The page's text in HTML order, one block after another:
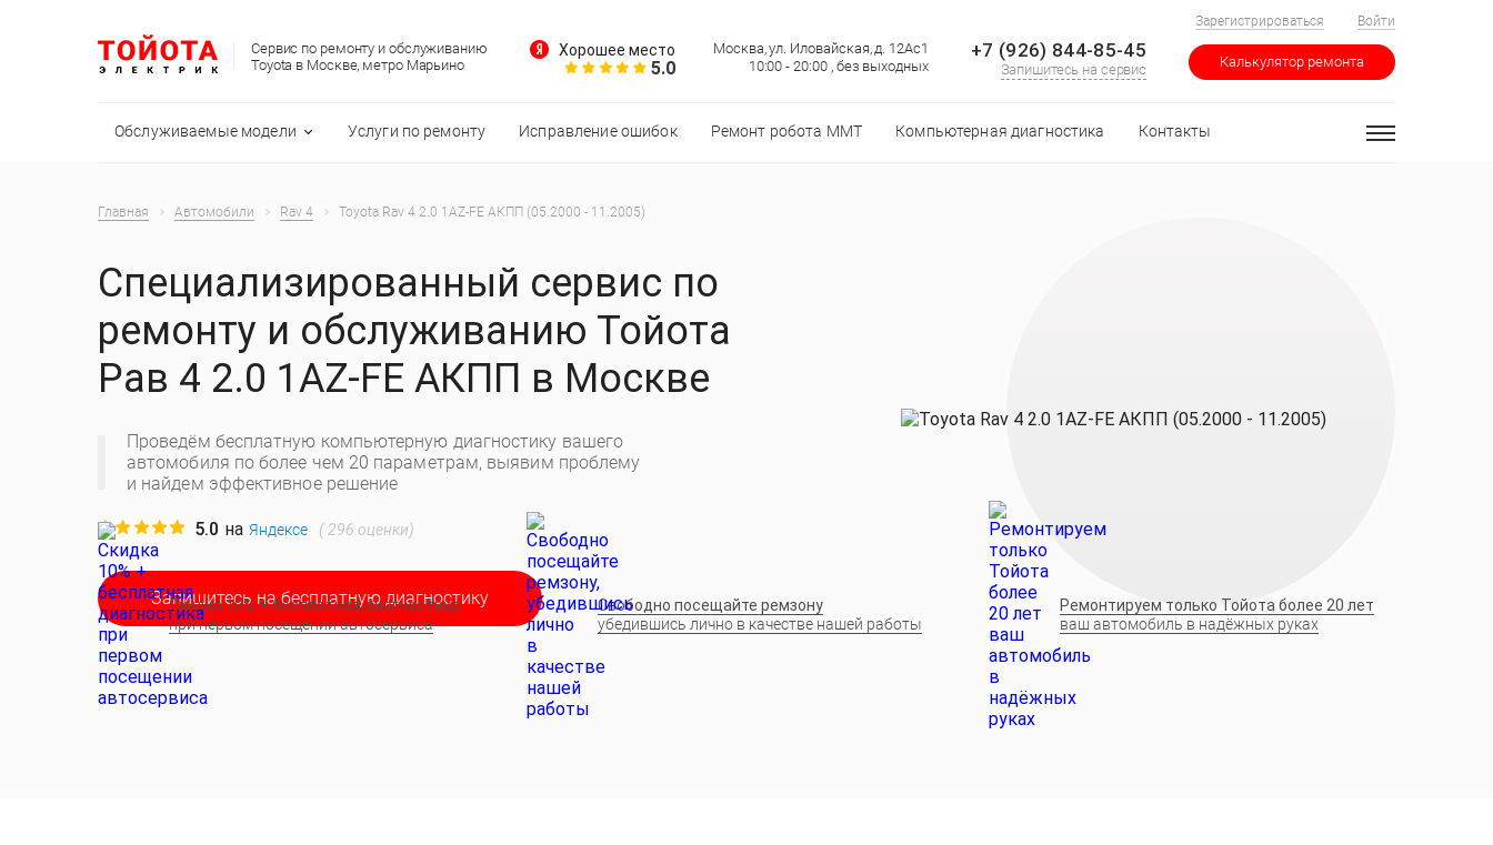
Сервис по ремонту и обслуживанию
Toyota в Москве, метро Марьино
Зарегистрироваться Войти
Хорошее место
5.0
Москва, ул. Иловайская, д. 12Ас1
10:00 - 20:00 , без выходных
+7 (926) 844-85-45
Запишитесь на сервис Калькулятор ремонта
Обслуживаемые модели Услуги по ремонту Исправление ошибок Ремонт робота MMT Компьютерная диагностика Контакты
Главная Автомобили Rav 4 Toyota Rav 4 2.0 1AZ-FE АКПП (05.2000 - 11.2005)
Специализированный сервис по
ремонту и обслуживанию Тойота
Рав 4 2.0 1AZ-FE АКПП в Москве
Проведём бесплатную компьютерную диагностику вашего
автомобиля по более чем 20 параметрам, выявим проблему
и найдем эффективное решение
5.0 на Яндексе ( 296 оценки)
Запишитесь на бесплатную диагностику
Скидка 10% + бесплатная диагностика
при первом посещении автосервиса
Свободно посещайте ремзону
убедившись лично в качестве нашей работы
Ремонтируем только Тойота более 20 лет
ваш автомобиль в надёжных руках